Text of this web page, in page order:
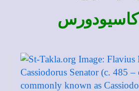
كاسيودورس